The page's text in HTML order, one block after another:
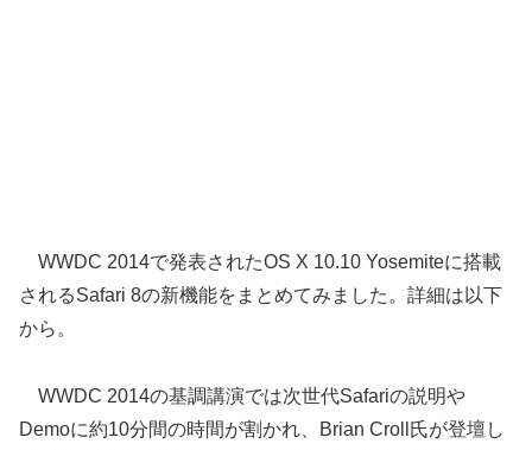
WWDC 2014で発表されたOS X 10.10 Yosemiteに搭載
されるSafari 8の新機能をまとめてみました。詳細は以下
から。
WWDC 2014の基調講演では次世代Safariの説明や
Demoに約10分間の時間が割かれ、Brian Croll氏が登壇し